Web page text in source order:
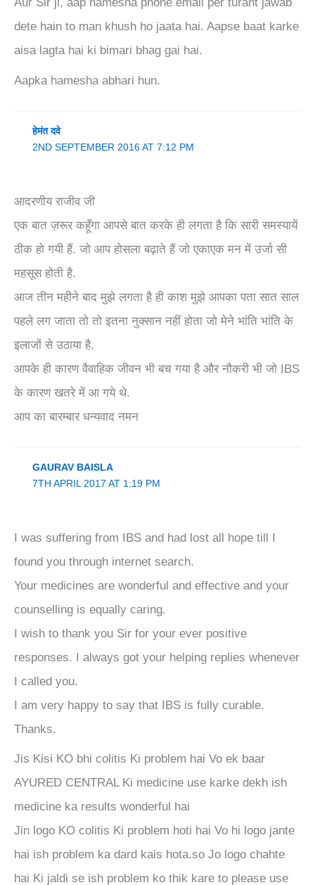
Aur Sir ji, aap hamesha phone email per turant jawab
dete hain to man khush ho jaata hai. Aapse baat karke
aisa lagta hai ki bimari bhag gai hai.
Aapka hamesha abhari hun.
हेमंत दवे
2ND SEPTEMBER 2016 AT 7:12 PM
आदरणीय राजीव जी
एक बात ज़रूर कहूँगा आपसे बात करके ही लगता है कि सारी समस्यायें
ठीक हो गयी हैं. जो आप होसला बढ़ाते हैं जो एकाएक मन में उर्जा सी
महसूस होती है.
आज तीन महीने बाद मुझे लगता है ही काश मुझे आपका पता सात साल
पहले लग जाता तो तो इतना नुक्सान नहीं होता जो मेने भांति भांति के
इलाजों से उठाया है.
आपके ही कारण वैवाहिक जीवन भी बच गया है और नौकरी भी जो IBS
के कारण खतरे में आ गये थे.
आप का बारम्बार धन्यवाद नमन
GAURAV BAISLA
7TH APRIL 2017 AT 1:19 PM
I was suffering from IBS and had lost all hope till I
found you through internet search.
Your medicines are wonderful and effective and your
counselling is equally caring.
I wish to thank you Sir for your ever positive
responses. I always got your helping replies whenever
I called you.
I am very happy to say that IBS is fully curable.
Thanks.
Jis Kisi KO bhi colitis Ki problem hai Vo ek baar
AYURED CENTRAL Ki medicine use karke dekh ish
medicine ka results wonderful hai
Jin logo KO colitis Ki problem hoti hai Vo hi logo jante
hai ish problem ka dard kais hota.so Jo logo chahte
hai Ki jaldi se ish problem ko thik kare to please use